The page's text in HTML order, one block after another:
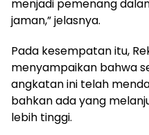
menjadi pemenang
jaman,” jelasnya.
Pada kesempatan itu,
menyampaikan bahwa
angkatan ini telah
bahkan ada yang
lebih tinggi.